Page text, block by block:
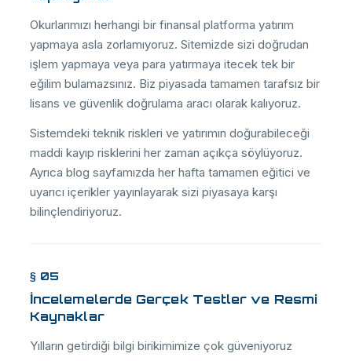
Okurlarımızı herhangi bir finansal platforma yatırım
yapmaya asla zorlamıyoruz. Sitemizde sizi doğrudan
işlem yapmaya veya para yatırmaya itecek tek bir
eğilim bulamazsınız. Biz piyasada tamamen tarafsız bir
lisans ve güvenlik doğrulama aracı olarak kalıyoruz.
Sistemdeki teknik riskleri ve yatırımın doğurabileceği
maddi kayıp risklerini her zaman açıkça söylüyoruz.
Ayrıca blog sayfamızda her hafta tamamen eğitici ve
uyarıcı içerikler yayınlayarak sizi piyasaya karşı
bilinçlendiriyoruz.
§ 05
İncelemelerde Gerçek Testler ve Resmi
Kaynaklar
Yılların getirdiği bilgi birikimimize çok güveniyoruz